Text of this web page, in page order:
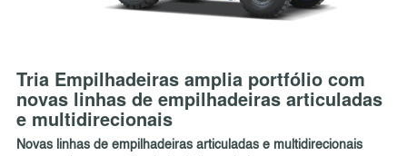
Tria Empilhadeiras amplia portfólio com
novas linhas de empilhadeiras articuladas
e multidirecionais
Novas linhas de empilhadeiras articuladas e multidirecionais